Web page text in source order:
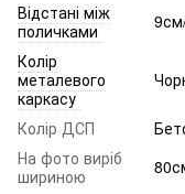
Відстані між
поличками
Колір
металевого
каркасу
Колір ДСП
На фото виріб
шириною